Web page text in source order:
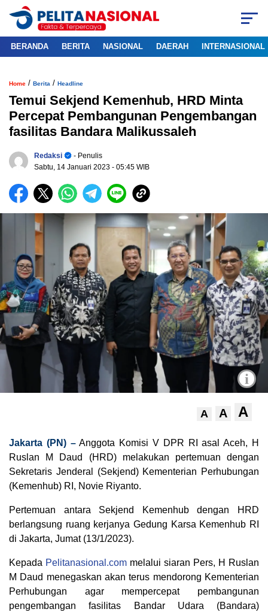
BERANDA BERITA NASIONAL DAERAH INTERNASIONAL
Home / Berita / Headline
Temui Sekjend Kemenhub, HRD Minta
Percepat Pembangunan Pengembangan
fasilitas Bandara Malikussaleh
Redaksi
- Penulis
Sabtu, 14 Januari 2023 - 05:45 WIB
i
A A A
Jakarta (PN) – Anggota Komisi V DPR RI asal Aceh, H
Ruslan M Daud (HRD) melakukan pertemuan dengan
Sekretaris Jenderal (Sekjend) Kementerian Perhubungan
(Kemenhub) RI, Novie Riyanto.
Pertemuan antara Sekjend Kemenhub dengan HRD
berlangsung ruang kerjanya Gedung Karsa Kemenhub RI
di Jakarta, Jumat (13/1/2023).
Kepada Pelitanasional.com melalui siaran Pers, H Ruslan
M Daud menegaskan akan terus mendorong Kementerian
Perhubungan agar mempercepat pembangunan
pengembangan fasilitas Bandar Udara (Bandara)